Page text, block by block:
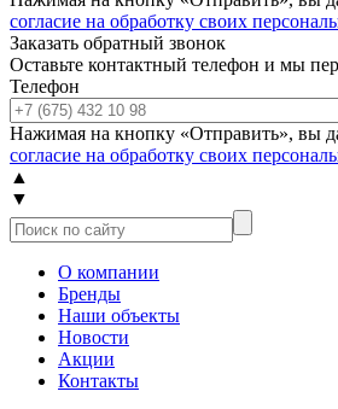
согласие на обработку своих
Заказать обратный звонок
Оставьте контактный телефон и мы
Телефон
Нажимая на кнопку «Отправить», вы
согласие на обработку своих
▲
▼
О компании
Бренды
Наши объекты
Новости
Акции
Контакты